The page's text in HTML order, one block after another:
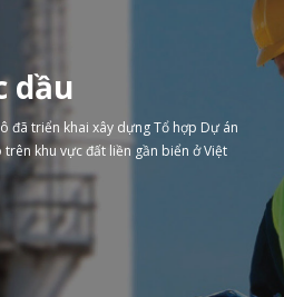
dầu
đã triển khai xây dựng Tổ hợp Dự án
khu vực đất liền gần biển ở Việt